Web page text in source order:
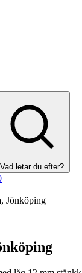
Vad letar du efter?
Jönköping